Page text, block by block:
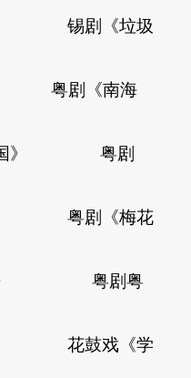
锡剧《垃圾
剧《南海
报国》 粤剧
粤剧《梅花
路》 粤剧粤
花鼓戏《学